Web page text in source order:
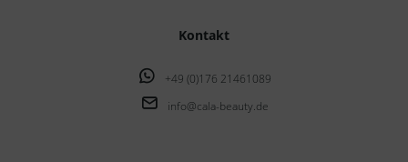
Kontakt
+49 (0)176 21461089
info@cala-beauty.de